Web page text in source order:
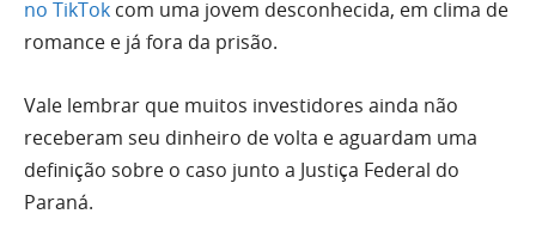
no TikTok com uma jovem desconhecida, em clima de
romance e já fora da prisão.
Vale lembrar que muitos investidores ainda não
receberam seu dinheiro de volta e aguardam uma
definição sobre o caso junto a Justiça Federal do
Paraná.